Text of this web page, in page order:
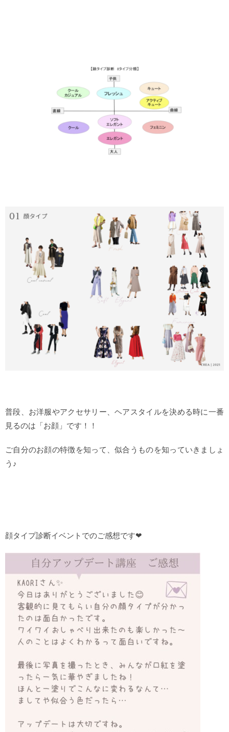
普段、お洋服やアクセサリー、ヘアスタイルを決める時に一番
見るのは「お顔」です！！
ご自分のお顔の特徴を知って、似合うものを知っていきましょ
う♪
顔タイプ診断イベントでのご感想です❤︎